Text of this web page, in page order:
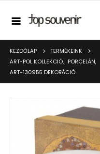
KEZDŐLAP
TERMÉKEINK
ART-POL KOLLEKCIÓ, PORCELÁN,
ART-130955 DEKORÁCIÓ